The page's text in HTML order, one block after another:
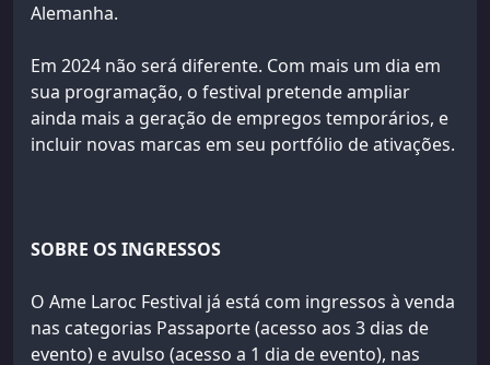
Alemanha.
Em 2024 não será diferente. Com mais um dia em
sua programação, o festival pretende ampliar
ainda mais a geração de empregos temporários, e
incluir novas marcas em seu portfólio de ativações.
SOBRE OS INGRESSOS
O Ame Laroc Festival já está com ingressos à venda
nas categorias Passaporte (acesso aos 3 dias de
evento) e avulso (acesso a 1 dia de evento), nas